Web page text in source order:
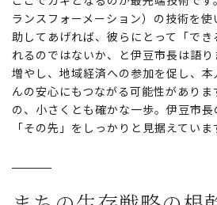
ランスフォーメーション）の技術を
助してあげれば、彼らにとって「で
れるのではないか、と伊豆市長は語
増やし、地域経済への参加を促し、
んの安心にもつながる可能性があり
の、小さくとも確かな一歩。伊豆市
「その先」をしっかりと見据えていま